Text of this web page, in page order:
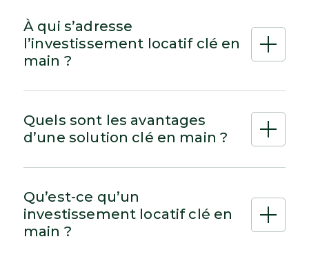
À qui s’adresse
l’investissement locatif clé en
main ?
Quels sont les avantages
d’une solution clé en main ?
Qu’est-ce qu’un
investissement locatif clé en
main ?